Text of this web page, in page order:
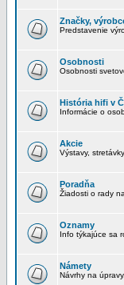
Značky,
Predstavenie
Osobnosti
Osobnosti
História hifi v
Informácie o
Akcie
Výstavy,
Poradňa
Žiadosti o rady
Oznamy
Info týkajúce sa
Námety
Návrhy na